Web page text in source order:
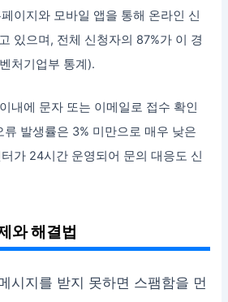
이지와 모바일 앱을 통해 온라인 신
있으며, 전체 신청자의 87%가 이 경
처기업부 통계).
내에 문자 또는 이메일로 접수 확인
발생률은 3% 미만으로 매우 낮은
가 24시간 운영되어 문의 대응도 신
와 해결법
시지를 받지 못하면 스팸함을 먼